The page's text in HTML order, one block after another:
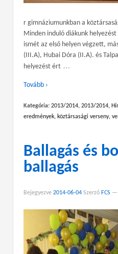
r gimnáziumunkban a
Minden induló diákunk
ismét az első helyen végzett,
(III.A), Hubai Dóra (II.A). és
helyezést ért …
Tovább ›
Kategória: 2013/2014, 2013/2014,
eredmények, köztársasági verseny,
Ballagás és
ballagás
Bejegyezve 2014-06-04 Szerző FCS —